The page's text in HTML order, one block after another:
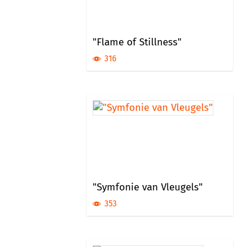
"Flame of Stillness"
316
"Symfonie van Vleugels"
353